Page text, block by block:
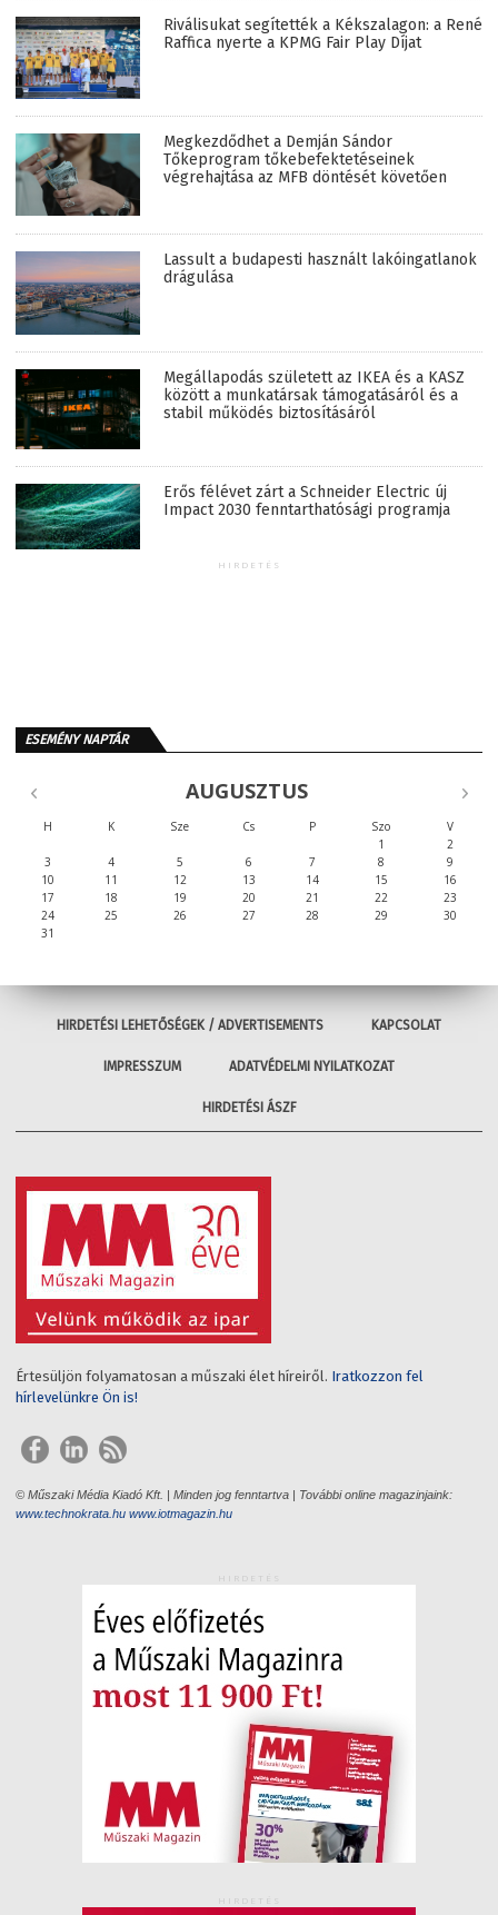
Riválisukat segítették a Kékszalagon: a René
Raffica nyerte a KPMG Fair Play Díjat
Megkezdődhet a Demján Sándor
Tőkeprogram tőkebefektetéseinek
végrehajtása az MFB döntését követően
Lassult a budapesti használt lakóingatlanok
drágulása
Megállapodás született az IKEA és a KASZ
között a munkatársak támogatásáról és a
stabil működés biztosításáról
Erős félévet zárt a Schneider Electric új
Impact 2030 fenntarthatósági programja
HIRDETÉS
ESEMÉNY NAPTÁR
AUGUSZTUS
H K Sze Cs P Szo
V
1
2
3
4 5 6 7 8
9
10
11 12 13 14 15
16
17
18 19 20 21 22
23
24
25 26 27 28 29
30
31
HIRDETÉSI LEHETŐSÉGEK / ADVERTISEMENTS KAPCSOLAT
IMPRESSZUM ADATVÉDELMI NYILATKOZAT
HIRDETÉSI ÁSZF
Értesüljön folyamatosan a műszaki élet híreiről. Iratkozzon fel
hírlevelünkre Ön is!
© Műszaki Média Kiadó Kft. | Minden jog fenntartva | További online magazinjaink:
www.technokrata.hu www.iotmagazin.hu
HIRDETÉS
HIRDETÉS